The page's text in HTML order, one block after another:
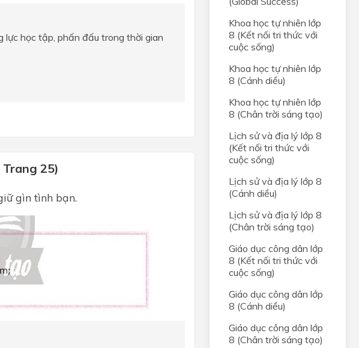
lực học tập, phấn đấu trong thời gian
25)
gìn tình bạn.
Khoa học tự nhiên lớp
8 (Kết nối tri thức với
cuộc sống)
Khoa học tự nhiên lớp
8 (Cánh diều)
Khoa học tự nhiên lớp
8 (Chân trời sáng tạo)
Lịch sử và địa lý lớp 8
(Kết nối tri thức với
cuộc sống)
Lịch sử và địa lý lớp 8
(Cánh diều)
Lịch sử và địa lý lớp 8
(Chân trời sáng tạo)
Giáo dục công dân lớp
8 (Kết nối tri thức với
cuộc sống)
Giáo dục công dân lớp
8 (Cánh diều)
Giáo dục công dân lớp
8 (Chân trời sáng tạo)